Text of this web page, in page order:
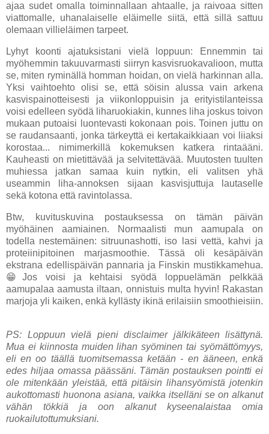
ajaa sudet omalla toiminnallaan ahtaalle, ja raivoaa sitten
viattomalle, uhanalaiselle eläimelle siitä, että sillä sattuu
olemaan villieläimen tarpeet.
Lyhyt koonti ajatuksistani vielä loppuun: Ennemmin tai
myöhemmin takuuvarmasti siirryn kasvisruokavalioon, mutta
se, miten ryminällä homman hoidan, on vielä harkinnan alla.
Yksi vaihtoehto olisi se, että söisin alussa vain arkena
kasvispainotteisesti ja viikonloppuisin ja erityistilanteissa
voisi edelleen syödä liharuokiakin, kunnes liha joskus toivon
mukaan putoaisi luontevasti kokonaan pois. Toinen juttu on
se raudansaanti, jonka tärkeyttä ei kertakaikkiaan voi liiaksi
korostaa... nimimerkillä kokemuksen katkera rintaääni.
Kauheasti on mietittävää ja selvitettävää. Muutosten tuulten
muhiessa jatkan samaa kuin nytkin, eli valitsen yhä
useammin liha-annoksen sijaan kasvisjuttuja lautaselle
sekä kotona että ravintolassa.
Btw, kuvituskuvina postauksessa on tämän päivän
myöhäinen aamiainen. Normaalisti mun aamupala on
todella nestemäinen: sitruunashotti, iso lasi vettä, kahvi ja
proteiinipitoinen marjasmoothie. Tässä oli kesäpäivän
ekstrana edellispäivän pannaria ja Finskin mustikkamehua.
😁Jos voisi ja kehtaisi syödä loppuelämän pelkkää
aamupalaa aamusta iltaan, onnistuis multa hyvin! Rakastan
marjoja yli kaiken, enkä kyllästy ikinä erilaisiin smoothieisiin.
PS: Loppuun vielä pieni disclaimer jälkikäteen lisättynä.
Mua ei kiinnosta muiden lihan syöminen tai syömättömyys,
eli en oo täällä tuomitsemassa ketään - en ääneen, enkä
edes hiljaa omassa päässäni. Tämän postauksen pointti ei
ole mitenkään yleistää, että pitäisin lihansyömistä jotenkin
aukottomasti huonona asiana, vaikka itselläni se on alkanut
vähän tökkiä ja oon alkanut kyseenalaistaa omia
ruokailutottumuksiani.